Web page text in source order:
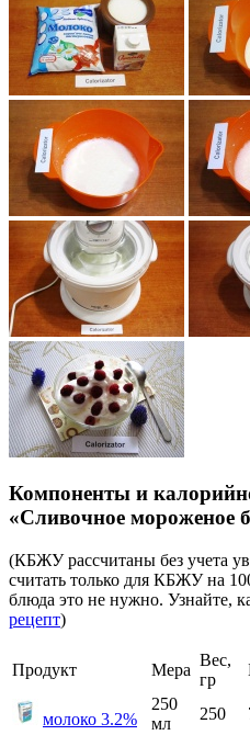
Компоненты и
«Сливочное мороженое
(КБЖУ рассчитаны без учета
считать только для КБЖУ на
блюда это не нужно. Узнайте,
рецепт)
Продукт Мера
Вес,
гр
молоко 3.2%
250
мл
250